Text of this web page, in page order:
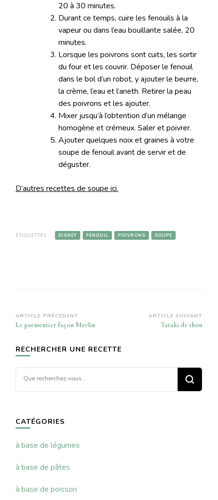
20 à 30 minutes.
Durant ce temps, cuire les fenouils à la
vapeur ou dans l’eau bouillante salée, 20
minutes.
Lorsque les poivrons sont cuits, les sortir
du four et les couvrir. Déposer le fenouil
dans le bol d’un robot, y ajouter le beurre,
la crème, l’eau et l’aneth. Retirer la peau
des poivrons et les ajouter.
Mixer jusqu’à l’obtention d’un mélange
homogène et crémeux. Saler et poivrer.
Ajouter quelques noix et graines à votre
soupe de fenouil avant de servir et de
déguster.
D’autres recettes de soupe ici.
ÉTIQUETTES : DISNEY FENOUIL POIVRONS SOUPE
Navigation
d’article
ARTICLE PRÉCÉDENT
Le parmentier façon Merlin
ARTICLE SUIVANT
Tataki de thon
RECHERCHER UNE RECETTE
CATÉGORIES
à base de légumes
à base de pâtes
à base de poisson